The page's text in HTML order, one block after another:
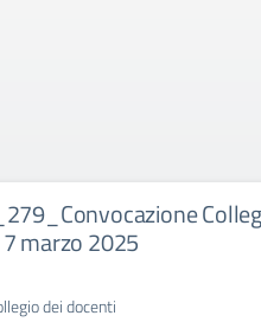
marzo 2025
dei docenti